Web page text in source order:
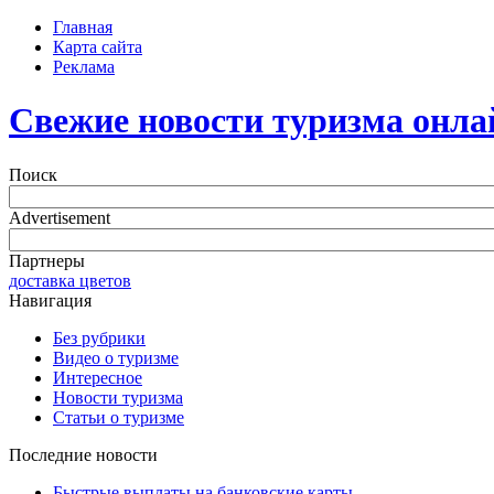
Главная
Карта сайта
Реклама
Свежие новости туризма
Поиск
Advertisement
Партнеры
доставка цветов
Навигация
Без рубрики
Видео о туризме
Интересное
Новости туризма
Статьи о туризме
Последние новости